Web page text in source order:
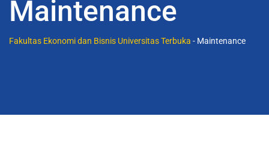
Maintenance
Fakultas Ekonomi dan Bisnis Universitas Terbuka - Maintenance